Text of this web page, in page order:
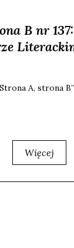
B nr
A, stro­na
Więcej